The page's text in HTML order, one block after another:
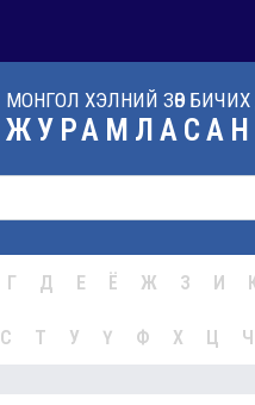
МОНГОЛ ХЭЛНИЙ ЗӨВ
Г Д Е Ё Ж З И
С Т У Ү Ф Х Ц Ч